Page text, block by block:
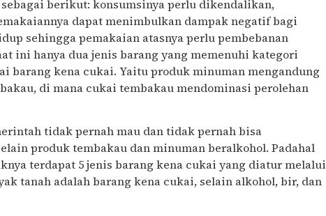
berikut: konsumsinya perlu dikendalikan,
dapat menimbulkan dampak negatif bagi
sehingga pemakaian atasnya perlu pembebanan
ini hanya dua jenis barang yang memenuhi kategori
barang kena cukai. Yaitu produk minuman mengandung
di mana cukai tembakau mendominasi perolehan
tidak pernah mau dan tidak pernah bisa
produk tembakau dan minuman beralkohol. Padahal
terdapat 5 jenis barang kena cukai yang diatur melalui
tanah adalah barang kena cukai, selain alkohol, bir, dan